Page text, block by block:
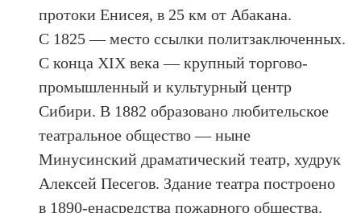
протоки Енисея, в 25 км от Абакана.
C 1825 — место ссылки политзаключенных.
С конца ХIХ века — крупный торгово-
промышленный и культурный центр
Сибири. В 1882 образовано любительское
театральное общество — ныне
Минусинский драматический театр, худрук
Алексей Песегов. Здание театра построено
в 1890-енасредства пожарного общества.